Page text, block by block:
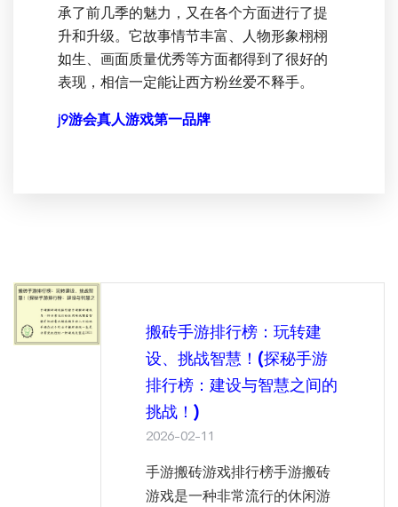
承了前几季的魅力，又在各个方面进行了提
升和升级。它故事情节丰富、人物形象栩栩
如生、画面质量优秀等方面都得到了很好的
表现，相信一定能让西方粉丝爱不释手。
j9游会真人游戏第一品牌
搬砖手游排行榜：玩转建
设、挑战智慧！(探秘手游
排行榜：建设与智慧之间的
挑战！)
2026-02-11
手游搬砖游戏排行榜手游搬砖
游戏是一种非常流行的休闲游